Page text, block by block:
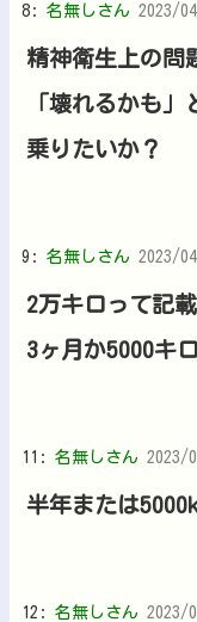
8: 名無しさん 2023/
精神衛生上の問
「壊れるかも
乗りたいか？
9: 名無しさん 2023/
2万キロって記
3ヶ月か5000キ
11: 名無しさん 2023/
半年または
12: 名無しさん 2023/